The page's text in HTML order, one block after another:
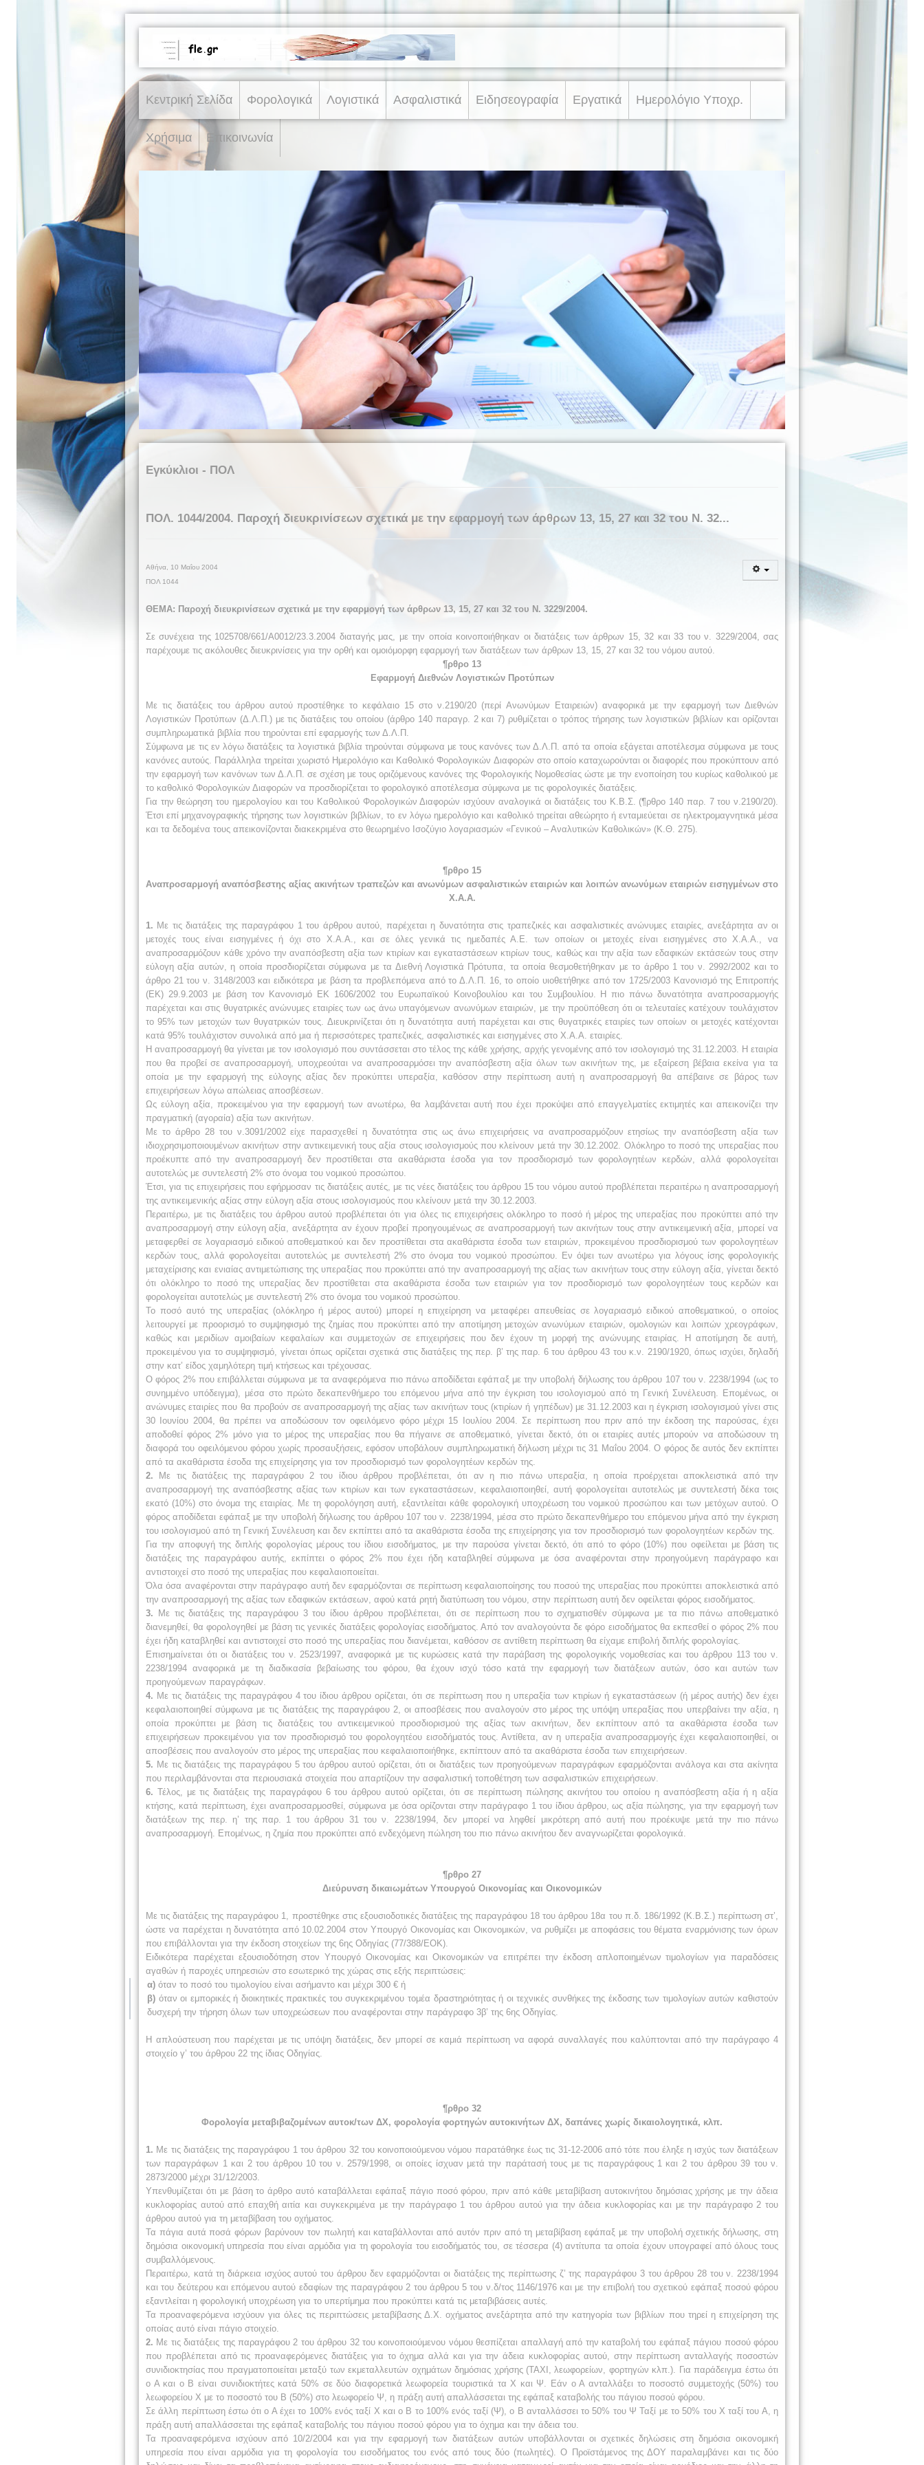
Κεντρική Σελίδα Φορολογικά Λογιστικά Ασφαλιστικά Ειδησεογραφία Εργατικά Ημερολόγιο Υποχρ.
Χρήσιμα Επικοινωνία
Εγκύκλιοι - ΠΟΛ
ΠΟΛ. 1044/2004. Παροχή διευκρινίσεων σχετικά με την εφαρμογή των άρθρων 13, 15, 27 και 32 του Ν. 32...
Αθήνα, 10 Μαΐου 2004
ΠΟΛ 1044
ΘΕΜΑ: Παροχή διευκρινίσεων σχετικά με την εφαρμογή των άρθρων 13, 15, 27 και 32 του Ν. 3229/2004.
Σε συνέχεια της 1025708/661/Α0012/23.3.2004 διαταγής μας, με την οποία κοινοποιήθηκαν οι διατάξεις των άρθρων 15, 32 και 33 του ν. 3229/2004, σας
παρέχουμε τις ακόλουθες διευκρινίσεις για την ορθή και ομοιόμορφη εφαρμογή των διατάξεων των άρθρων 13, 15, 27 και 32 του νόμου αυτού.
¶ρθρο 13
Εφαρμογή Διεθνών Λογιστικών Προτύπων
Με τις διατάξεις του άρθρου αυτού προστέθηκε το κεφάλαιο 15 στο ν.2190/20 (περί Aνωνύμων Eταιρειών) αναφορικά με την εφαρμογή των Διεθνών
Λογιστικών Προτύπων (Δ.Λ.Π.) με τις διατάξεις του οποίου (άρθρο 140 παραγρ. 2 και 7) ρυθμίζεται ο τρόπος τήρησης των λογιστικών βιβλίων και ορίζονται
συμπληρωματικά βιβλία που τηρούνται επί εφαρμογής των Δ.Λ.Π.
Σύμφωνα με τις εν λόγω διατάξεις τα λογιστικά βιβλία τηρούνται σύμφωνα με τους κανόνες των Δ.Λ.Π. από τα οποία εξάγεται αποτέλεσμα σύμφωνα με τους
κανόνες αυτούς. Παράλληλα τηρείται χωριστό Ημερολόγιο και Καθολικό Φορολογικών Διαφορών στο οποίο καταχωρούνται οι διαφορές που προκύπτουν από
την εφαρμογή των κανόνων των Δ.Λ.Π. σε σχέση με τους οριζόμενους κανόνες της Φορολογικής Νομοθεσίας ώστε με την ενοποίηση του κυρίως καθολικού με
το καθολικό Φορολογικών Διαφορών να προσδιορίζεται το φορολογικό αποτέλεσμα σύμφωνα με τις φορολογικές διατάξεις.
Για την θεώρηση του ημερολογίου και του Καθολικού Φορολογικών Διαφορών ισχύουν αναλογικά οι διατάξεις του Κ.Β.Σ. (¶ρθρο 140 παρ. 7 του ν.2190/20).
Έτσι επί μηχανογραφικής τήρησης των λογιστικών βιβλίων, το εν λόγω ημερολόγιο και καθολικό τηρείται αθεώρητο ή ενταμιεύεται σε ηλεκτρομαγνητικά μέσα
και τα δεδομένα τους απεικονίζονται διακεκριμένα στο θεωρημένο Ισοζύγιο λογαριασμών «Γενικού – Αναλυτικών Καθολικών» (Κ.Θ. 275).
¶ρθρο 15
Αναπροσαρμογή αναπόσβεστης αξίας ακινήτων τραπεζών και ανωνύμων ασφαλιστικών εταιριών και λοιπών ανωνύμων εταιριών εισηγμένων στο
Χ.Α.Α.
1. Με τις διατάξεις της παραγράφου 1 του άρθρου αυτού, παρέχεται η δυνατότητα στις τραπεζικές και ασφαλιστικές ανώνυμες εταιρίες, ανεξάρτητα αν οι
μετοχές τους είναι εισηγμένες ή όχι στο Χ.Α.Α., και σε όλες γενικά τις ημεδαπές Α.Ε. των οποίων οι μετοχές είναι εισηγμένες στο Χ.Α.Α., να
αναπροσαρμόζουν κάθε χρόνο την αναπόσβεστη αξία των κτιρίων και εγκαταστάσεων κτιρίων τους, καθώς και την αξία των εδαφικών εκτάσεών τους στην
εύλογη αξία αυτών, η οποία προσδιορίζεται σύμφωνα με τα Διεθνή Λογιστικά Πρότυπα, τα οποία θεσμοθετήθηκαν με το άρθρο 1 του ν. 2992/2002 και το
άρθρο 21 του ν. 3148/2003 και ειδικότερα με βάση τα προβλεπόμενα από το Δ.Λ.Π. 16, το οποίο υιοθετήθηκε από τον 1725/2003 Κανονισμό της Επιτροπής
(ΕΚ) 29.9.2003 με βάση τον Κανονισμό ΕΚ 1606/2002 του Ευρωπαϊκού Κοινοβουλίου και του Συμβουλίου. Η πιο πάνω δυνατότητα αναπροσαρμογής
παρέχεται και στις θυγατρικές ανώνυμες εταιρίες των ως άνω υπαγόμενων ανωνύμων εταιριών, με την προϋπόθεση ότι οι τελευταίες κατέχουν τουλάχιστον
το 95% των μετοχών των θυγατρικών τους. Διευκρινίζεται ότι η δυνατότητα αυτή παρέχεται και στις θυγατρικές εταιρίες των οποίων οι μετοχές κατέχονται
κατά 95% τουλάχιστον συνολικά από μια ή περισσότερες τραπεζικές, ασφαλιστικές και εισηγμένες στο Χ.Α.Α. εταιρίες.
Η αναπροσαρμογή θα γίνεται με τον ισολογισμό που συντάσσεται στο τέλος της κάθε χρήσης, αρχής γενομένης από τον ισολογισμό της 31.12.2003. Η εταιρία
που θα προβεί σε αναπροσαρμογή, υποχρεούται να αναπροσαρμόσει την αναπόσβεστη αξία όλων των ακινήτων της, με εξαίρεση βέβαια εκείνα για τα
οποία με την εφαρμογή της εύλογης αξίας δεν προκύπτει υπεραξία, καθόσον στην περίπτωση αυτή η αναπροσαρμογή θα απέβαινε σε βάρος των
επιχειρήσεων λόγω απώλειας αποσβέσεων.
Ως εύλογη αξία, προκειμένου για την εφαρμογή των ανωτέρω, θα λαμβάνεται αυτή που έχει προκύψει από επαγγελματίες εκτιμητές και απεικονίζει την
πραγματική (αγοραία) αξία των ακινήτων.
Με το άρθρο 28 του ν.3091/2002 είχε παρασχεθεί η δυνατότητα στις ως άνω επιχειρήσεις να αναπροσαρμόζουν ετησίως την αναπόσβεστη αξία των
ιδιοχρησιμοποιουμένων ακινήτων στην αντικειμενική τους αξία στους ισολογισμούς που κλείνουν μετά την 30.12.2002. Ολόκληρο το ποσό της υπεραξίας που
προέκυπτε από την αναπροσαρμογή δεν προστίθεται στα ακαθάριστα έσοδα για τον προσδιορισμό των φορολογητέων κερδών, αλλά φορολογείται
αυτοτελώς με συντελεστή 2% στο όνομα του νομικού προσώπου.
Έτσι, για τις επιχειρήσεις που εφήρμοσαν τις διατάξεις αυτές, με τις νέες διατάξεις του άρθρου 15 του νόμου αυτού προβλέπεται περαιτέρω η αναπροσαρμογή
της αντικειμενικής αξίας στην εύλογη αξία στους ισολογισμούς που κλείνουν μετά την 30.12.2003.
Περαιτέρω, με τις διατάξεις του άρθρου αυτού προβλέπεται ότι για όλες τις επιχειρήσεις ολόκληρο το ποσό ή μέρος της υπεραξίας που προκύπτει από την
αναπροσαρμογή στην εύλογη αξία, ανεξάρτητα αν έχουν προβεί προηγουμένως σε αναπροσαρμογή των ακινήτων τους στην αντικειμενική αξία, μπορεί να
μεταφερθεί σε λογαριασμό ειδικού αποθεματικού και δεν προστίθεται στα ακαθάριστα έσοδα των εταιριών, προκειμένου προσδιορισμού των φορολογητέων
κερδών τους, αλλά φορολογείται αυτοτελώς με συντελεστή 2% στο όνομα του νομικού προσώπου. Εν όψει των ανωτέρω για λόγους ίσης φορολογικής
μεταχείρισης και ενιαίας αντιμετώπισης της υπεραξίας που προκύπτει από την αναπροσαρμογή της αξίας των ακινήτων τους στην εύλογη αξία, γίνεται δεκτό
ότι ολόκληρο το ποσό της υπεραξίας δεν προστίθεται στα ακαθάριστα έσοδα των εταιριών για τον προσδιορισμό των φορολογητέων τους κερδών και
φορολογείται αυτοτελώς με συντελεστή 2% στο όνομα του νομικού προσώπου.
Το ποσό αυτό της υπεραξίας (ολόκληρο ή μέρος αυτού) μπορεί η επιχείρηση να μεταφέρει απευθείας σε λογαριασμό ειδικού αποθεματικού, ο οποίος
λειτουργεί με προορισμό το συμψηφισμό της ζημίας που προκύπτει από την αποτίμηση μετοχών ανωνύμων εταιριών, ομολογιών και λοιπών χρεογράφων,
καθώς και μεριδίων αμοιβαίων κεφαλαίων και συμμετοχών σε επιχειρήσεις που δεν έχουν τη μορφή της ανώνυμης εταιρίας. Η αποτίμηση δε αυτή,
προκειμένου για το συμψηφισμό, γίνεται όπως ορίζεται σχετικά στις διατάξεις της περ. β’ της παρ. 6 του άρθρου 43 του κ.ν. 2190/1920, όπως ισχύει, δηλαδή
στην κατ’ είδος χαμηλότερη τιμή κτήσεως και τρέχουσας.
Ο φόρος 2% που επιβάλλεται σύμφωνα με τα αναφερόμενα πιο πάνω αποδίδεται εφάπαξ με την υποβολή δήλωσης του άρθρου 107 του ν. 2238/1994 (ως το
συνημμένο υπόδειγμα), μέσα στο πρώτο δεκαπενθήμερο του επόμενου μήνα από την έγκριση του ισολογισμού από τη Γενική Συνέλευση. Επομένως, οι
ανώνυμες εταιρίες που θα προβούν σε αναπροσαρμογή της αξίας των ακινήτων τους (κτιρίων ή γηπέδων) με 31.12.2003 και η έγκριση ισολογισμού γίνει στις
30 Ιουνίου 2004, θα πρέπει να αποδώσουν τον οφειλόμενο φόρο μέχρι 15 Ιουλίου 2004. Σε περίπτωση που πριν από την έκδοση της παρούσας, έχει
αποδοθεί φόρος 2% μόνο για το μέρος της υπεραξίας που θα πήγαινε σε αποθεματικό, γίνεται δεκτό, ότι οι εταιρίες αυτές μπορούν να αποδώσουν τη
διαφορά του οφειλόμενου φόρου χωρίς προσαυξήσεις, εφόσον υποβάλουν συμπληρωματική δήλωση μέχρι τις 31 Μαΐου 2004. Ο φόρος δε αυτός δεν εκπίπτει
από τα ακαθάριστα έσοδα της επιχείρησης για τον προσδιορισμό των φορολογητέων κερδών της.
2. Με τις διατάξεις της παραγράφου 2 του ίδιου άρθρου προβλέπεται, ότι αν η πιο πάνω υπεραξία, η οποία προέρχεται αποκλειστικά από την
αναπροσαρμογή της αναπόσβεστης αξίας των κτιρίων και των εγκαταστάσεων, κεφαλαιοποιηθεί, αυτή φορολογείται αυτοτελώς με συντελεστή δέκα τοις
εκατό (10%) στο όνομα της εταιρίας. Με τη φορολόγηση αυτή, εξαντλείται κάθε φορολογική υποχρέωση του νομικού προσώπου και των μετόχων αυτού. Ο
φόρος αποδίδεται εφάπαξ με την υποβολή δήλωσης του άρθρου 107 του ν. 2238/1994, μέσα στο πρώτο δεκαπενθήμερο του επόμενου μήνα από την έγκριση
του ισολογισμού από τη Γενική Συνέλευση και δεν εκπίπτει από τα ακαθάριστα έσοδα της επιχείρησης για τον προσδιορισμό των φορολογητέων κερδών της.
Για την αποφυγή της διπλής φορολογίας μέρους του ίδιου εισοδήματος, με την παρούσα γίνεται δεκτό, ότι από το φόρο (10%) που οφείλεται με βάση τις
διατάξεις της παραγράφου αυτής, εκπίπτει ο φόρος 2% που έχει ήδη καταβληθεί σύμφωνα με όσα αναφέρονται στην προηγούμενη παράγραφο και
αντιστοιχεί στο ποσό της υπεραξίας που κεφαλαιοποιείται.
Όλα όσα αναφέρονται στην παράγραφο αυτή δεν εφαρμόζονται σε περίπτωση κεφαλαιοποίησης του ποσού της υπεραξίας που προκύπτει αποκλειστικά από
την αναπροσαρμογή της αξίας των εδαφικών εκτάσεων, αφού κατά ρητή διατύπωση του νόμου, στην περίπτωση αυτή δεν οφείλεται φόρος εισοδήματος.
3. Με τις διατάξεις της παραγράφου 3 του ίδιου άρθρου προβλέπεται, ότι σε περίπτωση που το σχηματισθέν σύμφωνα με τα πιο πάνω αποθεματικό
διανεμηθεί, θα φορολογηθεί με βάση τις γενικές διατάξεις φορολογίας εισοδήματος. Από τον αναλογούντα δε φόρο εισοδήματος θα εκπεσθεί ο φόρος 2% που
έχει ήδη καταβληθεί και αντιστοιχεί στο ποσό της υπεραξίας που διανέμεται, καθόσον σε αντίθετη περίπτωση θα είχαμε επιβολή διπλής φορολογίας.
Επισημαίνεται ότι οι διατάξεις του ν. 2523/1997, αναφορικά με τις κυρώσεις κατά την παράβαση της φορολογικής νομοθεσίας και του άρθρου 113 του ν.
2238/1994 αναφορικά με τη διαδικασία βεβαίωσης του φόρου, θα έχουν ισχύ τόσο κατά την εφαρμογή των διατάξεων αυτών, όσο και αυτών των
προηγούμενων παραγράφων.
4. Με τις διατάξεις της παραγράφου 4 του ίδιου άρθρου ορίζεται, ότι σε περίπτωση που η υπεραξία των κτιρίων ή εγκαταστάσεων (ή μέρος αυτής) δεν έχει
κεφαλαιοποιηθεί σύμφωνα με τις διατάξεις της παραγράφου 2, οι αποσβέσεις που αναλογούν στο μέρος της υπόψη υπεραξίας που υπερβαίνει την αξία, η
οποία προκύπτει με βάση τις διατάξεις του αντικειμενικού προσδιορισμού της αξίας των ακινήτων, δεν εκπίπτουν από τα ακαθάριστα έσοδα των
επιχειρήσεων προκειμένου για τον προσδιορισμό του φορολογητέου εισοδήματός τους. Αντίθετα, αν η υπεραξία αναπροσαρμογής έχει κεφαλαιοποιηθεί, οι
αποσβέσεις που αναλογούν στο μέρος της υπεραξίας που κεφαλαιοποιήθηκε, εκπίπτουν από τα ακαθάριστα έσοδα των επιχειρήσεων.
5. Με τις διατάξεις της παραγράφου 5 του άρθρου αυτού ορίζεται, ότι οι διατάξεις των προηγούμενων παραγράφων εφαρμόζονται ανάλογα και στα ακίνητα
που περιλαμβάνονται στα περιουσιακά στοιχεία που απαρτίζουν την ασφαλιστική τοποθέτηση των ασφαλιστικών επιχειρήσεων.
6. Τέλος, με τις διατάξεις της παραγράφου 6 του άρθρου αυτού ορίζεται, ότι σε περίπτωση πώλησης ακινήτου του οποίου η αναπόσβεστη αξία ή η αξία
κτήσης, κατά περίπτωση, έχει αναπροσαρμοσθεί, σύμφωνα με όσα ορίζονται στην παράγραφο 1 του ίδιου άρθρου, ως αξία πώλησης, για την εφαρμογή των
διατάξεων της περ. η’ της παρ. 1 του άρθρου 31 του ν. 2238/1994, δεν μπορεί να ληφθεί μικρότερη από αυτή που προέκυψε μετά την πιο πάνω
αναπροσαρμογή. Επομένως, η ζημία που προκύπτει από ενδεχόμενη πώληση του πιο πάνω ακινήτου δεν αναγνωρίζεται φορολογικά.
¶ρθρο 27
Διεύρυνση δικαιωμάτων Υπουργού Οικονομίας και Οικονομικών
Με τις διατάξεις της παραγράφου 1, προστέθηκε στις εξουσιοδοτικές διατάξεις της παραγράφου 18 του άρθρου 18α του π.δ. 186/1992 (Κ.Β.Σ.) περίπτωση στ’,
ώστε να παρέχεται η δυνατότητα από 10.02.2004 στον Υπουργό Οικονομίας και Οικονομικών, να ρυθμίζει με αποφάσεις του θέματα εναρμόνισης των όρων
που επιβάλλονται για την έκδοση στοιχείων της 6ης Οδηγίας (77/388/ΕΟΚ).
Ειδικότερα παρέχεται εξουσιοδότηση στον Υπουργό Οικονομίας και Οικονομικών να επιτρέπει την έκδοση απλοποιημένων τιμολογίων για παραδόσεις
αγαθών ή παροχές υπηρεσιών στο εσωτερικό της χώρας στις εξής περιπτώσεις:
α) όταν το ποσό του τιμολογίου είναι ασήμαντο και μέχρι 300 € ή
β) όταν οι εμπορικές ή διοικητικές πρακτικές του συγκεκριμένου τομέα δραστηριότητας ή οι τεχνικές συνθήκες της έκδοσης των τιμολογίων αυτών καθιστούν
δυσχερή την τήρηση όλων των υποχρεώσεων που αναφέρονται στην παράγραφο 3β’ της 6ης Οδηγίας.
Η απλούστευση που παρέχεται με τις υπόψη διατάξεις, δεν μπορεί σε καμιά περίπτωση να αφορά συναλλαγές που καλύπτονται από την παράγραφο 4
στοιχείο γ’ του άρθρου 22 της ίδιας Οδηγίας.
¶ρθρο 32
Φορολογία μεταβιβαζομένων αυτοκ/των ΔΧ, φορολογία φορτηγών αυτοκινήτων ΔΧ, δαπάνες χωρίς δικαιολογητικά, κλπ.
1. Με τις διατάξεις της παραγράφου 1 του άρθρου 32 του κοινοποιούμενου νόμου παρατάθηκε έως τις 31-12-2006 από τότε που έληξε η ισχύς των διατάξεων
των παραγράφων 1 και 2 του άρθρου 10 του ν. 2579/1998, οι οποίες ίσχυαν μετά την παράτασή τους με τις παραγράφους 1 και 2 του άρθρου 39 του ν.
2873/2000 μέχρι 31/12/2003.
Υπενθυμίζεται ότι με βάση το άρθρο αυτό καταβάλλεται εφάπαξ πάγιο ποσό φόρου, πριν από κάθε μεταβίβαση αυτοκινήτου δημόσιας χρήσης με την άδεια
κυκλοφορίας αυτού από επαχθή αιτία και συγκεκριμένα με την παράγραφο 1 του άρθρου αυτού για την άδεια κυκλοφορίας και με την παράγραφο 2 του
άρθρου αυτού για τη μεταβίβαση του οχήματος.
Τα πάγια αυτά ποσά φόρων βαρύνουν τον πωλητή και καταβάλλονται από αυτόν πριν από τη μεταβίβαση εφάπαξ με την υποβολή σχετικής δήλωσης, στη
δημόσια οικονομική υπηρεσία που είναι αρμόδια για τη φορολογία του εισοδήματός του, σε τέσσερα (4) αντίτυπα τα οποία έχουν υπογραφεί από όλους τους
συμβαλλόμενους.
Περαιτέρω, κατά τη διάρκεια ισχύος αυτού του άρθρου δεν εφαρμόζονται οι διατάξεις της περίπτωσης ζ’ της παραγράφου 3 του άρθρου 28 του ν. 2238/1994
και του δεύτερου και επόμενου αυτού εδαφίων της παραγράφου 2 του άρθρου 5 του ν.δ/τος 1146/1976 και με την επιβολή του σχετικού εφάπαξ ποσού φόρου
εξαντλείται η φορολογική υποχρέωση για το υπερτίμημα που προκύπτει κατά τις μεταβιβάσεις αυτές.
Τα προαναφερόμενα ισχύουν για όλες τις περιπτώσεις μεταβίβασης Δ.Χ. οχήματος ανεξάρτητα από την κατηγορία των βιβλίων που τηρεί η επιχείρηση της
οποίας αυτό είναι πάγιο στοιχείο.
2. Με τις διατάξεις της παραγράφου 2 του άρθρου 32 του κοινοποιούμενου νόμου θεσπίζεται απαλλαγή από την καταβολή του εφάπαξ πάγιου ποσού φόρου
που προβλέπεται από τις προαναφερόμενες διατάξεις για το όχημα αλλά και για την άδεια κυκλοφορίας αυτού, στην περίπτωση ανταλλαγής ποσοστών
συνιδιοκτησίας που πραγματοποιείται μεταξύ των εκμεταλλευτών οχημάτων δημόσιας χρήσης (ΤΑΧΙ, λεωφορείων, φορτηγών κλπ.). Για παράδειγμα έστω ότι
ο Α και ο Β είναι συνιδιοκτήτες κατά 50% σε δύο διαφορετικά λεωφορεία τουριστικά τα Χ και Ψ. Εάν ο Α ανταλλάξει το ποσοστό συμμετοχής (50%) του
λεωφορείου Χ με το ποσοστό του Β (50%) στο λεωφορείο Ψ, η πράξη αυτή απαλλάσσεται της εφάπαξ καταβολής του πάγιου ποσού φόρου.
Σε άλλη περίπτωση έστω ότι ο Α έχει το 100% ενός ταξί Χ και ο Β το 100% ενός ταξί (Ψ), ο Β ανταλλάσσει το 50% του Ψ Ταξί με το 50% του Χ ταξί του Α, η
πράξη αυτή απαλλάσσεται της εφάπαξ καταβολής του πάγιου ποσού φόρου για το όχημα και την άδεια του.
Τα προαναφερόμενα ισχύουν από 10/2/2004 και για την εφαρμογή των διατάξεων αυτών υποβάλλονται οι σχετικές δηλώσεις στη δημόσια οικονομική
υπηρεσία που είναι αρμόδια για τη φορολογία του εισοδήματος του ενός από τους δύο (πωλητές). Ο Προϊστάμενος της ΔΟΥ παραλαμβάνει και τις δύο